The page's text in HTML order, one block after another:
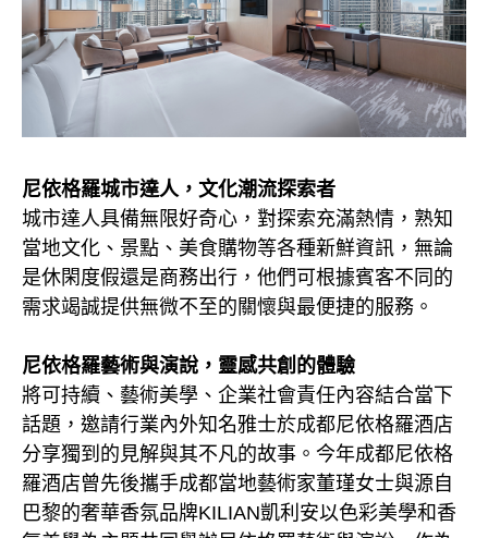
尼依格羅城市達人，文化潮流探索者
城市達人具備無限好奇心，對探索充滿熱情，熟知
當地文化、景點、美食購物等各種新鮮資訊，無論
是休閑度假還是商務出行，他們可根據賓客不同的
需求竭誠提供無微不至的關懷與最便捷的服務。
尼依格羅藝術與演說，靈感共創的體驗
將可持續、藝術美學、企業社會責任內容結合當下
話題，邀請行業內外知名雅士於成都尼依格羅酒店
分享獨到的見解與其不凡的故事。今年成都尼依格
羅酒店曾先後攜手成都當地藝術家董瑾女士與源自
巴黎的奢華香氛品牌KILIAN凱利安以色彩美學和香